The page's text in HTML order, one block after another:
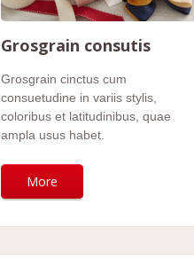
Grosgrain consutis
Grosgrain cinctus cum
consuetudine in variis stylis,
coloribus et latitudinibus, quae
ampla usus habet.
More